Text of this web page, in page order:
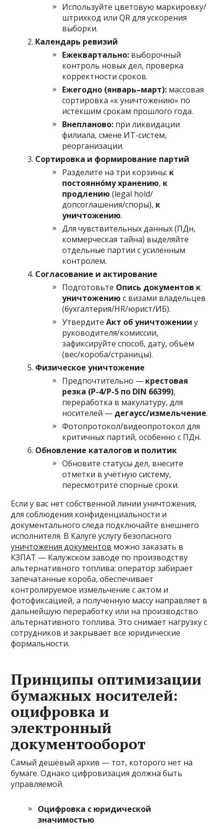
Используйте цветовую маркировку/
штрихкод или QR для ускорения
выборки.
Календарь ревизий
Ежеквартально: выборочный
контроль новых дел, проверка
корректности сроков.
Ежегодно (январь–март): массовая
сортировка «к уничтожению» по
истёкшим срокам прошлого года.
Внепланово: при ликвидации
филиала, смене ИТ-систем,
реорганизации.
Сортировка и формирование партий
Разделите на три корзины: к
постоянно́му хранению, к
продлению (legal hold/
допсоглашения/споры), к
уничтожению.
Для чувствительных данных (ПДн,
коммерческая тайна) выделяйте
отдельные партии с усиленным
контролем.
Согласование и актирование
Подготовьте Опись документов к
уничтожению с визами владельцев
(бухгалтерия/HR/юрист/ИБ).
УтвердитеАкт об уничтожении у
руководителя/комиссии,
зафиксируйте способ, дату, объём
(вес/короба/страницы).
Физическое уничтожение
Предпочтительно — крестовая
резка (P-4/P-5 по DIN 66399),
переработка в макулатуру, для
носителей — дегауcс/измельчение.
Фотопротокол/видеопротокол для
критичных партий, особенно с ПДн.
Обновление каталогов и политик
Обновите статусы дел, внесите
отметки в учётную систему,
пересмотрите спорные сроки.
Если у вас нет собственной линии уничтожения,
для соблюдения конфиденциальности и
документального следа подключайте внешнего
исполнителя. В Калуге услугу безопасного
уничтожения документов можно заказать в
КЗПАТ — Калужском заводе по производству
альтернативного топлива: оператор забирает
запечатанные короба, обеспечивает
контролируемое измельчение с актом и
фотофиксацией, а полученную массу направляет в
дальнейшую переработку или на производство
альтернативного топлива. Это снимает нагрузку с
сотрудников и закрывает все юридические
формальности.
Принципы оптимизации
бумажных носителей:
оцифровка и
электронный
документооборот
Самый дешёвый архив — тот, которого нет на
бумаге. Однако цифровизация должна быть
управляемой.
Оцифровка с юридической
значимостью